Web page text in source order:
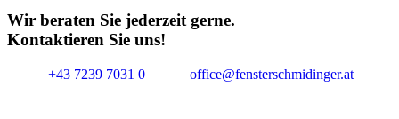
Wir beraten Sie jederzeit gerne.
Kontaktieren Sie uns!
+43 7239 7031 0 office@fensterschmidinger.at